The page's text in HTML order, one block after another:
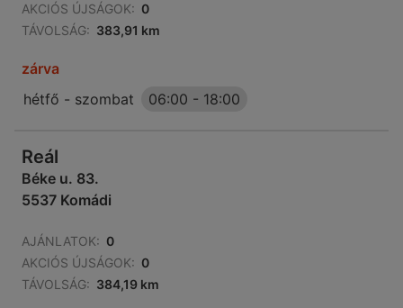
AKCIÓS ÚJSÁGOK: 0
TÁVOLSÁG: 383,91 km
zárva
hétfő - szombat
06:00 - 18:00
Reál
Béke u. 83.
5537 Komádi
AJÁNLATOK: 0
AKCIÓS ÚJSÁGOK: 0
TÁVOLSÁG: 384,19 km